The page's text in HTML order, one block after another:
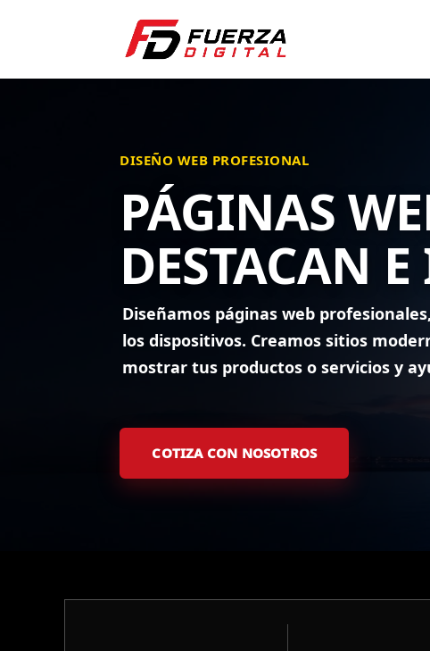
DISEÑO WEB PROFESIONAL
PÁGINAS
DESTACAN
Diseñamos páginas web
los dispositivos. Creamos sitios
mostrar tus productos o servicios y
COTIZA CON NOSOTROS